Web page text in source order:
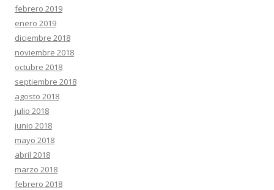
febrero 2019
enero 2019
diciembre 2018
noviembre 2018
octubre 2018
septiembre 2018
agosto 2018
julio 2018
junio 2018
mayo 2018
abril 2018
marzo 2018
febrero 2018